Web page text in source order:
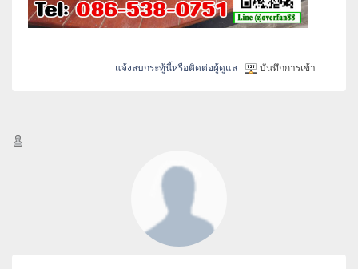
แจ้งลบกระทู้นี้หรือติดต่อผู้ดูแล บันทึกการเข้า